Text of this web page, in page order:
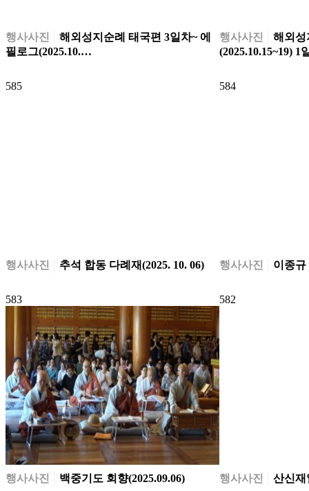
행사사진
해외성지순례 태국편 3일차~ 에
필로그(2025.10.…
행사사진
해외성
(2025.10.15~19) 1
585
행사사진 추석 합동 다례재(2025. 10. 06)
584
행사사진 이종규
583
행사사진 백중기도 회향(2025.09.06)
582
행사사진 산신재